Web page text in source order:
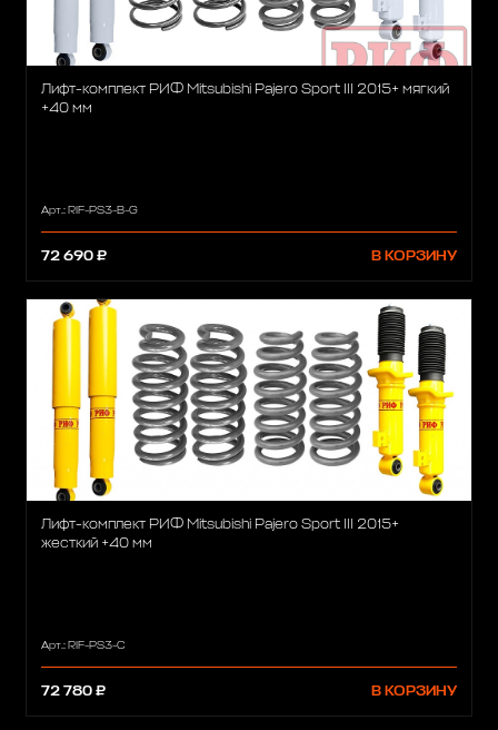
Лифт-комплект РИФ Mitsubishi Pajero Sport III 2015+ мягкий
+40 мм
Арт.: RIF-PS3-B-G
72 690 ₽ В КОРЗИНУ
Лифт-комплект РИФ Mitsubishi Pajero Sport III 2015+
жесткий +40 мм
Арт.: RIF-PS3-C
72 780 ₽ В КОРЗИНУ